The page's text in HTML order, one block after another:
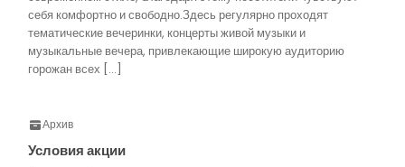
себя комфортно и свободно.Здесь регулярно проходят
тематические вечеринки, концерты живой музыки и
музыкальные вечера, привлекающие широкую аудиторию
горожан всех […]
Архив
Условия акции